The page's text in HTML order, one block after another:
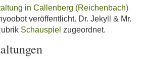
in Callenberg (Reichenbach)
veröffentlicht. Dr. Jekyll & Mr.
Schauspiel zugeordnet.